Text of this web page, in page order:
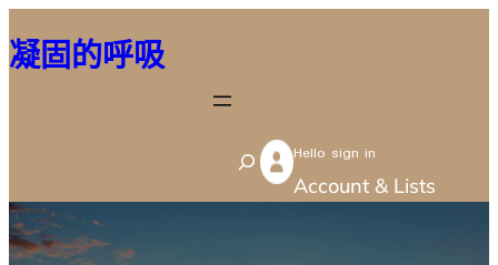
至
容
凝固的呼吸
S
e
Hello sign in
Account & Lists